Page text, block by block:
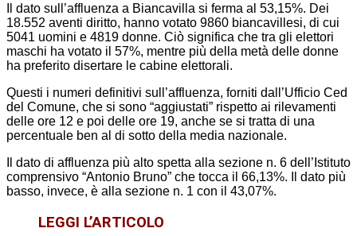
Il dato sull’affluenza a Biancavilla si ferma al 53,15%. Dei
18.552 aventi diritto, hanno votato 9860 biancavillesi, di cui
5041 uomini e 4819 donne. Ciò significa che tra gli elettori
maschi ha votato il 57%, mentre più della metà delle donne
ha preferito disertare le cabine elettorali.
Questi i numeri definitivi sull’affluenza, forniti dall’Ufficio Ced
del Comune, che si sono “aggiustati” rispetto ai rilevamenti
delle ore 12 e poi delle ore 19, anche se si tratta di una
percentuale ben al di sotto della media nazionale.
Il dato di affluenza più alto spetta alla sezione n. 6 dell’Istituto
comprensivo “Antonio Bruno” che tocca il 66,13%. Il dato più
basso, invece, è alla sezione n. 1 con il 43,07%.
LEGGI L’ARTICOLO